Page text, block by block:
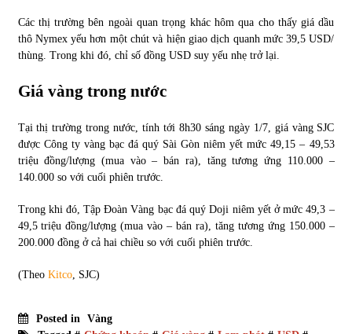
Các thị trường bên ngoài quan trọng khác hôm qua cho thấy giá dầu
thô Nymex yếu hơn một chút và hiện giao dịch quanh mức 39,5 USD/
thùng. Trong khi đó, chỉ số đồng USD suy yếu nhẹ trở lại.
Giá vàng trong nước
Tại thị trường trong nước, tính tới 8h30 sáng ngày 1/7, giá vàng SJC
được Công ty vàng bạc đá quý Sài Gòn niêm yết mức 49,15 – 49,53
triệu đồng/lượng (mua vào – bán ra), tăng tương ứng 110.000 –
140.000 so với cuối phiên trước.
Trong khi đó, Tập Đoàn Vàng bạc đá quý Doji niêm yết ở mức 49,3 –
49,5 triệu đồng/lượng (mua vào – bán ra), tăng tương ứng 150.000 –
200.000 đồng ở cả hai chiều so với cuối phiên trước.
(Theo Kitco, SJC)
Posted in
Vàng